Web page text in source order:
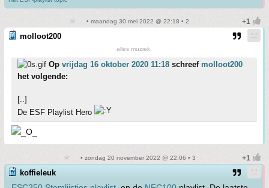
• maandag 30 mei 2022 @ 22:18 • 2
molloot200
alles muziek.
Op vrijdag 16 oktober 2020 11:18 schreef molloot200
het volgende:
[..]
De ESF Playlist Hero
• zondag 20 november 2022 @ 22:06 • 3
koffieleuk